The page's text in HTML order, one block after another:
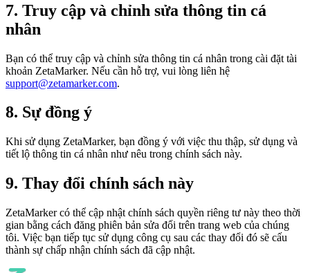
7. Truy cập và chỉnh sửa thông tin cá
nhân
Bạn có thể truy cập và chỉnh sửa thông tin cá nhân trong cài đặt tài
khoản ZetaMarker. Nếu cần hỗ trợ, vui lòng liên hệ
support@zetamarker.com.
8. Sự đồng ý
Khi sử dụng ZetaMarker, bạn đồng ý với việc thu thập, sử dụng và
tiết lộ thông tin cá nhân như nêu trong chính sách này.
9. Thay đổi chính sách này
ZetaMarker có thể cập nhật chính sách quyền riêng tư này theo thời
gian bằng cách đăng phiên bản sửa đổi trên trang web của chúng
tôi. Việc bạn tiếp tục sử dụng công cụ sau các thay đổi đó sẽ cấu
thành sự chấp nhận chính sách đã cập nhật.